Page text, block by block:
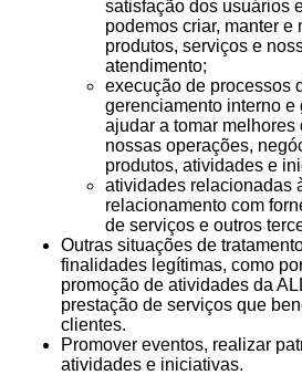
satisfação dos usuários
podemos criar, manter e
produtos, serviços e
atendimento;
execução de processos
gerenciamento interno e
ajudar a tomar melhores
nossas operações,
produtos, atividades e
atividades relacionadas
relacionamento com
de serviços e outros
Outras situações de
finalidades legítimas, como
promoção de atividades da
prestação de serviços que
clientes.
Promover eventos, realizar
atividades e iniciativas.